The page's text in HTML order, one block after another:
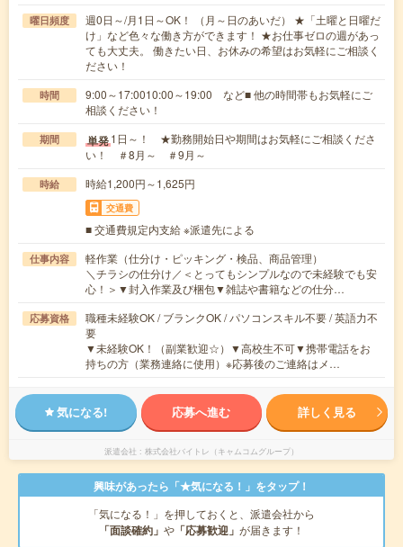
曜日頻度
週0日～/月1日～OK！ （月～日のあいだ） ★「土曜と日曜だ
け」など色々な働き方ができます！ ★お仕事ゼロの週があっ
ても大丈夫。 働きたい日、お休みの希望はお気軽にご相談く
ださい！
時間
9:00～17:0010:00～19:00 など■ 他の時間帯もお気軽にご
相談ください！
期間 単発1日～！ ★勤務開始日や期間はお気軽にご相談くださ
い！ ＃8月～ ＃9月～
時給 時給1,200円～1,625円
交通費
■ 交通費規定内支給 ※派遣先による
仕事内容
軽作業（仕分け・ピッキング・検品、商品管理）
＼チラシの仕分け／＜とってもシンプルなので未経験でも安
心！＞▼封入作業及び梱包▼雑誌や書籍などの仕分…
応募資格
職種未経験OK / ブランクOK / パソコンスキル不要 / 英語力不
要
▼未経験OK！（副業歓迎☆）▼高校生不可▼携帯電話をお
持ちの方（業務連絡に使用）※応募後のご連絡はメ…
気になる! 応募へ進む 詳しく見る
派遣会社 株式会社バイトレ（キャムコムグループ）
興味があったら「★気になる！」をタップ！
「気になる！」を押しておくと、派遣会社から
「面談確約」 や 「応募歓迎」 が届きます！